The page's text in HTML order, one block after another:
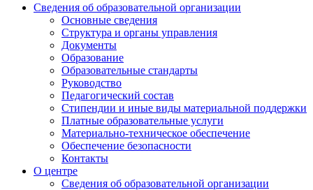
Сведения об образовательной организации
Основные сведения
Структура и органы управления
Документы
Образование
Образовательные стандарты
Руководство
Педагогический состав
Стипендии и иные виды материальной поддержки
Платные образовательные услуги
Материально-техническое обеспечение
Обеспечение безопасности
Контакты
О центре
Сведения об образовательной организации